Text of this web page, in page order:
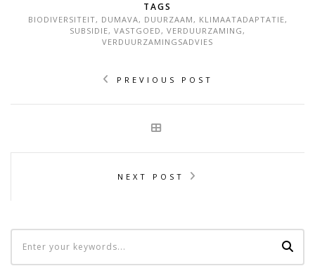
TAGS
BIODIVERSITEIT, DUMAVA, DUURZAAM , KLIMAATADAPTATIE,
SUBSIDIE, VASTGOED , VERDUURZAMING ,
VERDUURZAMINGSADVIES
PREVIOUS POST
NEXT POST